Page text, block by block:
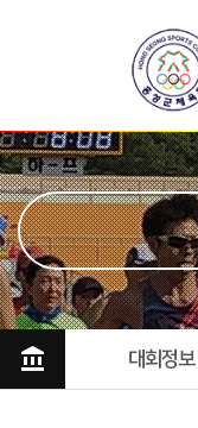
account_balance 대회정보